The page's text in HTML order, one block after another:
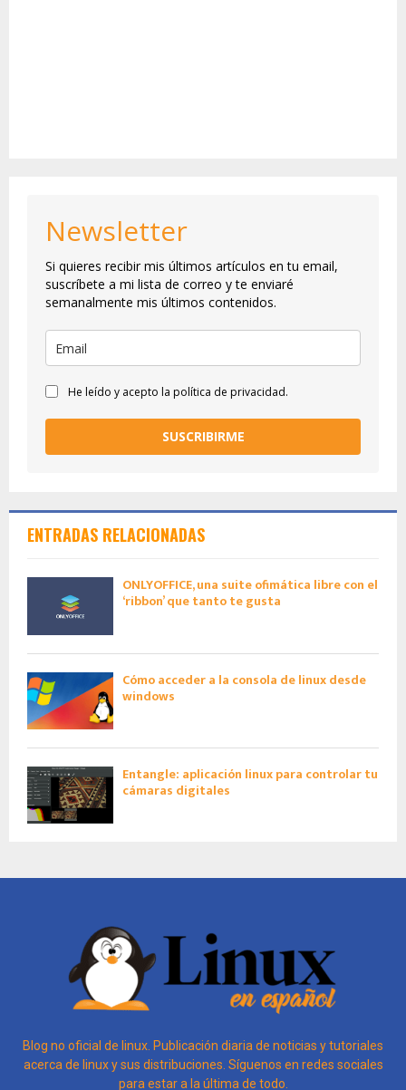
Newsletter
Si quieres recibir mis últimos artículos en tu email,
suscríbete a mi lista de correo y te enviaré
semanalmente mis últimos contenidos.
He leído y acepto la política de privacidad.
SUSCRIBIRME
ENTRADAS RELACIONADAS
ONLYOFFICE, una suite ofimática libre con el
‘ribbon’ que tanto te gusta
Cómo acceder a la consola de linux desde
windows
Entangle: aplicación linux para controlar tu
cámaras digitales
Blog no oficial de linux. Publicación diaria de noticias y tutoriales
acerca de linux y sus distribuciones. Síguenos en redes sociales
para estar a la última de todo.